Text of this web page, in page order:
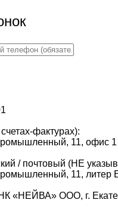
фактурах):
11, офис 1
/ почтовый (НЕ
11, литер
«НЕЙВА» ООО, г.